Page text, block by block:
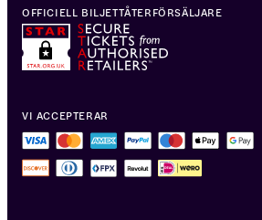
VI ACCEPTERAR
OFFICIELL BILJETTÅTERFÖRSÄLJARE